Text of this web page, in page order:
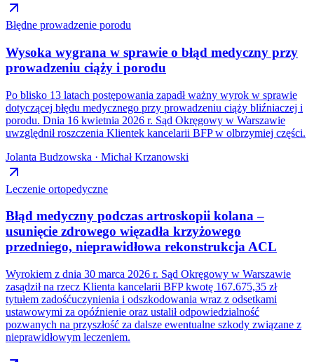
Błędne prowadzenie porodu
Wysoka wygrana w sprawie o błąd medyczny przy
prowadzeniu ciąży i porodu
Po blisko 13 latach postępowania zapadł ważny wyrok w sprawie
dotyczącej błędu medycznego przy prowadzeniu ciąży bliźniaczej i
porodu. Dnia 16 kwietnia 2026 r. Sąd Okręgowy w Warszawie
uwzględnił roszczenia Klientek kancelarii BFP w olbrzymiej części.
Jolanta Budzowska · Michał Krzanowski
Leczenie ortopedyczne
Błąd medyczny podczas artroskopii kolana –
usunięcie zdrowego więzadła krzyżowego
przedniego, nieprawidłowa rekonstrukcja ACL
Wyrokiem z dnia 30 marca 2026 r. Sąd Okręgowy w Warszawie
zasądził na rzecz Klienta kancelarii BFP kwotę 167.675,35 zł
tytułem zadośćuczynienia i odszkodowania wraz z odsetkami
ustawowymi za opóźnienie oraz ustalił odpowiedzialność
pozwanych na przyszłość za dalsze ewentualne szkody związane z
nieprawidłowym leczeniem.